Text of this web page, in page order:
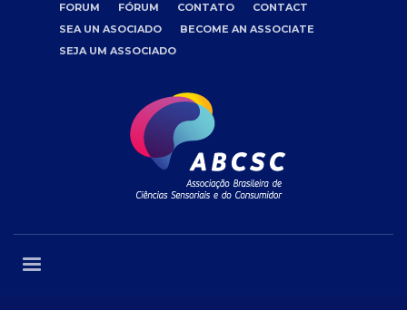
FORUM
FÓRUM CONTATO
CONTACT
SEA UN ASOCIADO
BECOME AN ASSOCIATE
SEJA UM ASSOCIADO